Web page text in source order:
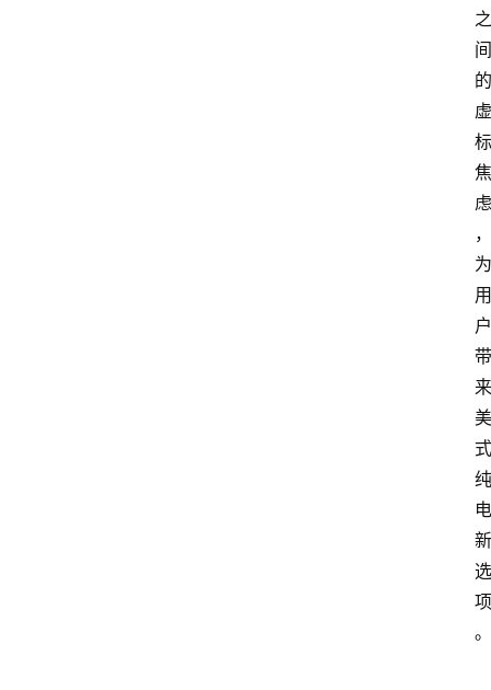
之
间
的
虚
标
焦
虑
，
为
用
户
带
来
美
式
纯
电
新
选
项
。